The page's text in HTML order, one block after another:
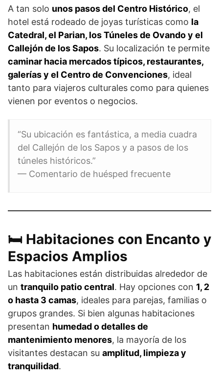
A tan solo unos pasos del Centro Histórico, el
hotel está rodeado de joyas turísticas como la
Catedral, el Parian, los Túneles de Ovando y el
Callejón de los Sapos. Su localización te permite
caminar hacia mercados típicos, restaurantes,
galerías y el Centro de Convenciones, ideal
tanto para viajeros culturales como para quienes
vienen por eventos o negocios.
“Su ubicación es fantástica, a media cuadra
del Callejón de los Sapos y a pasos de los
túneles históricos.”
— Comentario de huésped frecuente
🛏️ Habitaciones con Encanto y
Espacios Amplios
Las habitaciones están distribuidas alrededor de
un tranquilo patio central. Hay opciones con 1, 2
o hasta 3 camas, ideales para parejas, familias o
grupos grandes. Si bien algunas habitaciones
presentan humedad o detalles de
mantenimiento menores, la mayoría de los
visitantes destacan su amplitud, limpieza y
tranquilidad.